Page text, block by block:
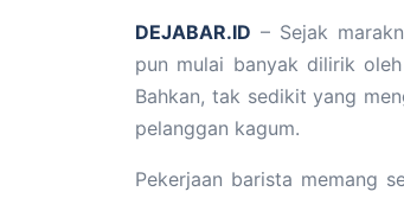
DEJABAR.ID – Sejak
pun mulai banyak dilirik
Bahkan, tak sedikit yang
pelanggan kagum.
Pekerjaan barista memang